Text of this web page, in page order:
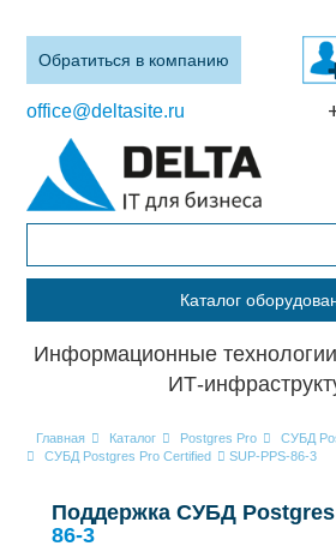
Обратиться в компанию
office@deltasite.ru
Каталог
Информационные
ИТ-
Главная Каталог Postgres Pro
СУБД
СУБД Postgres Pro Certified
SUP-PPS-86-3
Поддержка СУБД
86-3